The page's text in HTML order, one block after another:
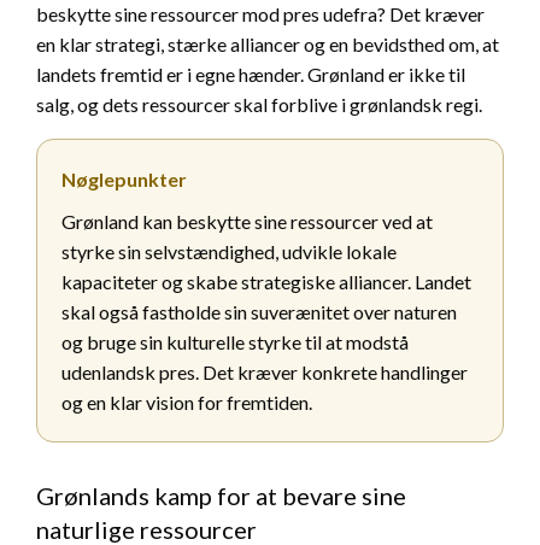
beskytte sine ressourcer mod pres udefra? Det kræver
en klar strategi, stærke alliancer og en bevidsthed om, at
landets fremtid er i egne hænder. Grønland er ikke til
salg, og dets ressourcer skal forblive i grønlandsk regi.
Nøglepunkter
Grønland kan beskytte sine ressourcer ved at
styrke sin selvstændighed, udvikle lokale
kapaciteter og skabe strategiske alliancer. Landet
skal også fastholde sin suverænitet over naturen
og bruge sin kulturelle styrke til at modstå
udenlandsk pres. Det kræver konkrete handlinger
og en klar vision for fremtiden.
Grønlands kamp for at bevare sine
naturlige ressourcer